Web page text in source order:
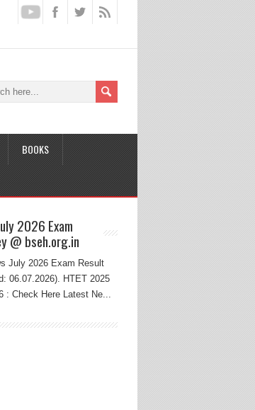
BOOKS
2026 Exam
@ bseh.org.in
July 2026 Exam Result
06.07.2026). HTET 2025
: Check Here Latest Ne...